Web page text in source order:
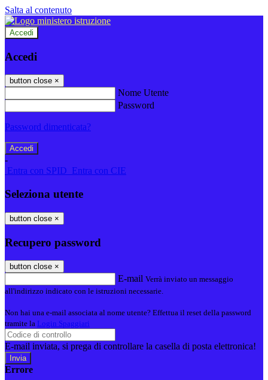
Salta al contenuto
Accedi
Accedi
button close ×
Nome Utente
Password
Password dimenticata?
-
Entra con SPID Entra con CIE
Seleziona utente
button close ×
Recupero password
button close ×
E-mail Verrà inviato un messaggio
all'indirizzo indicato con le istruzioni necessarie.
Non hai una e-mail associata al nome utente? Effettua il reset della password
tramite la Login Spaggiari
E-mail inviata, si prega di controllare la casella di posta elettronica!
Errore